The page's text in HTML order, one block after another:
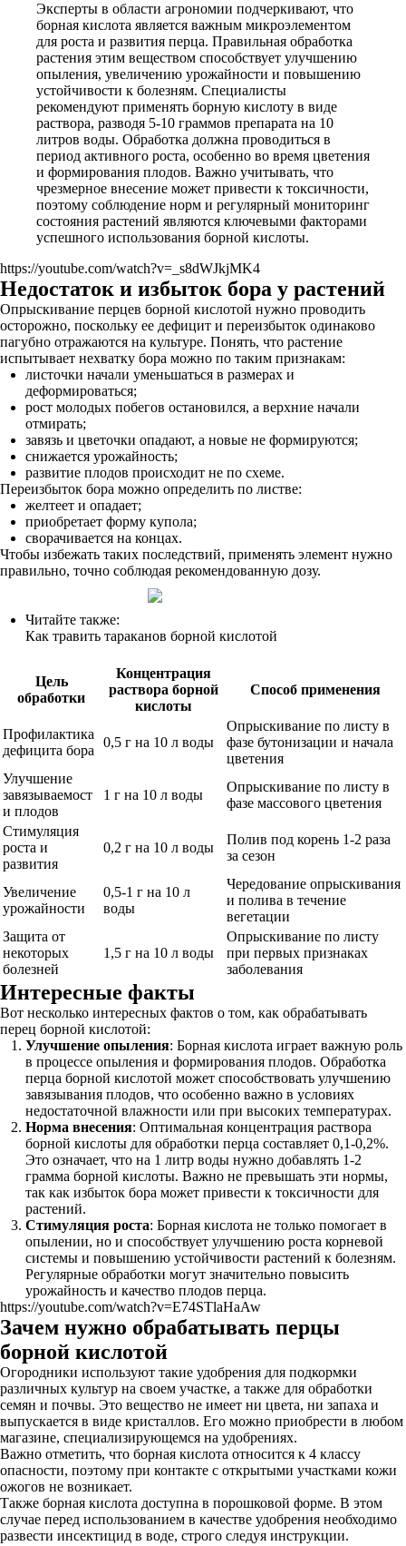
Эксперты в области агрономии подчеркивают, что
борная кислота является важным микроэлементом
для роста и развития перца. Правильная обработка
растения этим веществом способствует улучшению
опыления, увеличению урожайности и повышению
устойчивости к болезням. Специалисты
рекомендуют применять борную кислоту в виде
раствора, разводя 5-10 граммов препарата на 10
литров воды. Обработка должна проводиться в
период активного роста, особенно во время цветения
и формирования плодов. Важно учитывать, что
чрезмерное внесение может привести к токсичности,
поэтому соблюдение норм и регулярный мониторинг
состояния растений являются ключевыми факторами
успешного использования борной кислоты.
https://youtube.com/watch?v=_s8dWJkjMK4
Недостаток и избыток бора у растений
Опрыскивание перцев борной кислотой нужно проводить
осторожно, поскольку ее дефицит и переизбыток одинаково
пагубно отражаются на культуре. Понять, что растение
испытывает нехватку бора можно по таким признакам:
листочки начали уменьшаться в размерах и
деформироваться;
рост молодых побегов остановился, а верхние начали
отмирать;
завязь и цветочки опадают, а новые не формируются;
снижается урожайность;
развитие плодов происходит не по схеме.
Переизбыток бора можно определить по листве:
желтеет и опадает;
приобретает форму купола;
сворачивается на концах.
Чтобы избежать таких последствий, применять элемент нужно
правильно, точно соблюдая рекомендованную дозу.
Читайте также:
Как травить тараканов борной кислотой
Цель
обработки
Концентрация
раствора борной
кислоты
Способ применения
Профилактика
дефицита бора
0,5 г на 10 л воды
Опрыскивание по листу в
фазе бутонизации и начала
цветения
Улучшение
завязываемост
и плодов
1 г на 10 л воды
Опрыскивание по листу в
фазе массового цветения
Стимуляция
роста и
развития
0,2 г на 10 л воды
Полив под корень 1-2 раза
за сезон
Увеличение
урожайности
0,5-1 г на 10 л
воды
Чередование опрыскивания
и полива в течение
вегетации
Защита от
некоторых
болезней
1,5 г на 10 л воды
Опрыскивание по листу
при первых признаках
заболевания
Интересные факты
Вот несколько интересных фактов о том, как обрабатывать
перец борной кислотой:
Улучшение опыления: Борная кислота играет важную роль
в процессе опыления и формирования плодов. Обработка
перца борной кислотой может способствовать улучшению
завязывания плодов, что особенно важно в условиях
недостаточной влажности или при высоких температурах.
Норма внесения: Оптимальная концентрация раствора
борной кислоты для обработки перца составляет 0,1-0,2%.
Это означает, что на 1 литр воды нужно добавлять 1-2
грамма борной кислоты. Важно не превышать эти нормы,
так как избыток бора может привести к токсичности для
растений.
Стимуляция роста: Борная кислота не только помогает в
опылении, но и способствует улучшению роста корневой
системы и повышению устойчивости растений к болезням.
Регулярные обработки могут значительно повысить
урожайность и качество плодов перца.
https://youtube.com/watch?v=E74STlaHaAw
Зачем нужно обрабатывать перцы
борной кислотой
Огородники используют такие удобрения для подкормки
различных культур на своем участке, а также для обработки
семян и почвы. Это вещество не имеет ни цвета, ни запаха и
выпускается в виде кристаллов. Его можно приобрести в любом
магазине, специализирующемся на удобрениях.
Важно отметить, что борная кислота относится к 4 классу
опасности, поэтому при контакте с открытыми участками кожи
ожогов не возникает.
Также борная кислота доступна в порошковой форме. В этом
случае перед использованием в качестве удобрения необходимо
развести инсектицид в воде, строго следуя инструкции.